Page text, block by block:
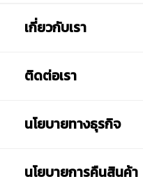
เกี่ยวกับเรา
ติดต่อเรา
นโยบายทางธุรกิจ
นโยบายการคืนสินค้า